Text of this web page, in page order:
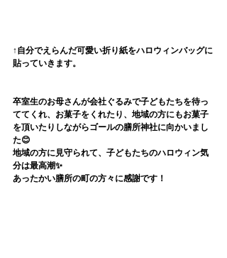
↑自分でえらんだ可愛い折り紙をハロウィンバッグに
貼っていきます。
卒室生のお母さんが会社ぐるみで子どもたちを待っ
ててくれ、お菓子をくれたり、地域の方にもお菓子
を頂いたりしながらゴールの膳所神社に向かいまし
た😊
地域の方に見守られて、子どもたちのハロウィン気
分は最高潮✨
あったかい膳所の町の方々に感謝です！